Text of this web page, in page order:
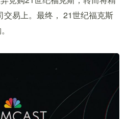
交易上。最终， 21世纪福克斯